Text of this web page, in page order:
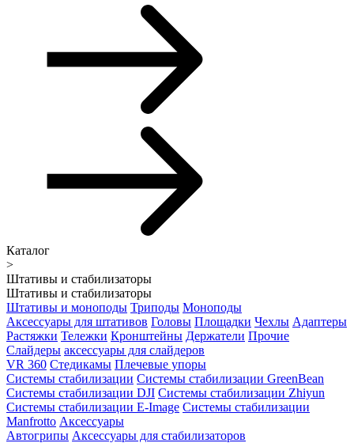
Каталог
>
Штативы и стабилизаторы
Штативы и стабилизаторы
Штативы и моноподы Триподы Моноподы
Аксессуары для штативов Головы Площадки Чехлы Адаптеры
Растяжки Тележки Кронштейны Держатели Прочие
Слайдеры аксессуары для слайдеров
VR 360 Стедикамы Плечевые упоры
Системы стабилизации Системы стабилизации GreenBean
Системы стабилизации DJI Системы стабилизации Zhiyun
Системы стабилизации E-Image Системы стабилизации
Manfrotto Аксессуары
Автогрипы Аксессуары для стабилизаторов